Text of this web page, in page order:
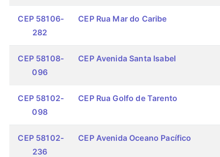
CEP 58106-
282
CEP Rua Mar do Caribe
CEP 58108-
096
CEP Avenida Santa Isabel
CEP 58102-
098
CEP Rua Golfo de Tarento
CEP 58102-
236
CEP Avenida Oceano Pacífico